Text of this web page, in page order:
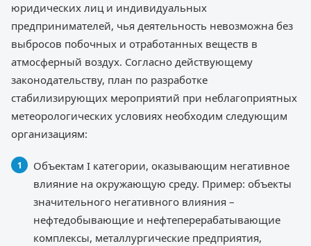
юридических лиц и индивидуальных
предпринимателей, чья деятельность невозможна без
выбросов побочных и отработанных веществ в
атмосферный воздух. Согласно действующему
законодательству, план по разработке
стабилизирующих мероприятий при неблагоприятных
метеорологических условиях необходим следующим
организациям:
Объектам I категории, оказывающим негативное
влияние на окружающую среду. Пример: объекты
значительного негативного влияния –
нефтедобывающие и нефтеперерабатывающие
комплексы, металлургические предприятия,